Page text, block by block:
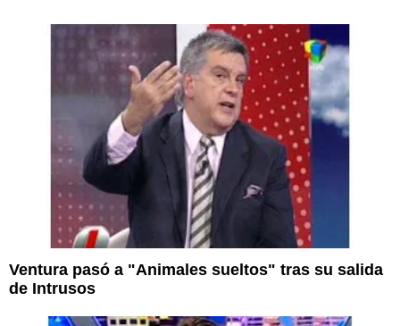
Ventura pasó a "Animales sueltos" tras su salida
de Intrusos